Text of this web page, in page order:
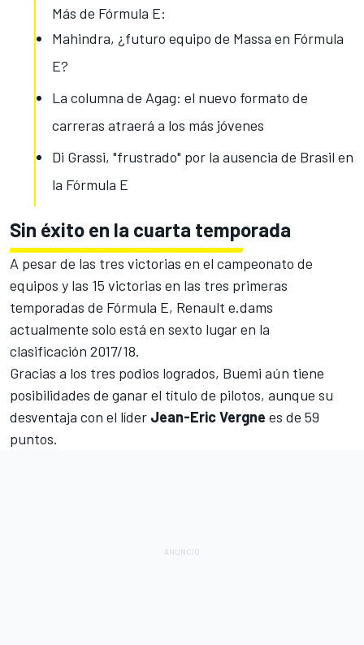
Más de Fórmula E:
Mahindra, ¿futuro equipo de Massa en Fórmula
E?
La columna de Agag: el nuevo formato de
carreras atraerá a los más jóvenes
Di Grassi, "frustrado" por la ausencia de Brasil en
la Fórmula E
Sin éxito en la cuarta temporada
A pesar de las tres victorias en el campeonato de
equipos y las 15 victorias en las tres primeras
temporadas de Fórmula E, Renault e.dams
actualmente solo está en sexto lugar en la
clasificación 2017/18.
Gracias a los tres podios logrados, Buemi aún tiene
posibilidades de ganar el título de pilotos, aunque su
desventaja con el líder Jean-Eric Vergne es de 59
puntos.